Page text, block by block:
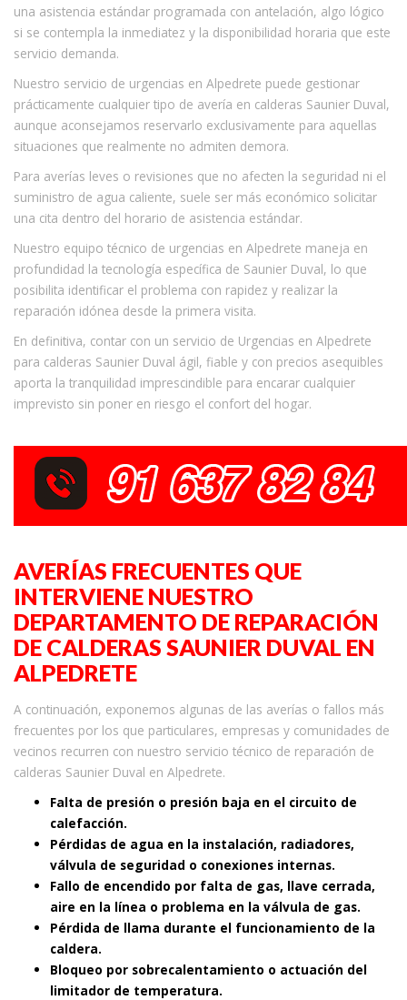
una asistencia estándar programada con antelación, algo lógico
si se contempla la inmediatez y la disponibilidad horaria que este
servicio demanda.
Nuestro servicio de urgencias en Alpedrete puede gestionar
prácticamente cualquier tipo de avería en calderas Saunier Duval,
aunque aconsejamos reservarlo exclusivamente para aquellas
situaciones que realmente no admiten demora.
Para averías leves o revisiones que no afecten la seguridad ni el
suministro de agua caliente, suele ser más económico solicitar
una cita dentro del horario de asistencia estándar.
Nuestro equipo técnico de urgencias en Alpedrete maneja en
profundidad la tecnología específica de Saunier Duval, lo que
posibilita identificar el problema con rapidez y realizar la
reparación idónea desde la primera visita.
En definitiva, contar con un servicio de Urgencias en Alpedrete
para calderas Saunier Duval ágil, fiable y con precios asequibles
aporta la tranquilidad imprescindible para encarar cualquier
imprevisto sin poner en riesgo el confort del hogar.
AVERÍAS FRECUENTES QUE
INTERVIENE NUESTRO
DEPARTAMENTO DE REPARACIÓN
DE CALDERAS SAUNIER DUVAL EN
ALPEDRETE
A continuación, exponemos algunas de las averías o fallos más
frecuentes por los que particulares, empresas y comunidades de
vecinos recurren con nuestro servicio técnico de reparación de
calderas Saunier Duval en Alpedrete.
Falta de presión o presión baja en el circuito de
calefacción.
Pérdidas de agua en la instalación, radiadores,
válvula de seguridad o conexiones internas.
Fallo de encendido por falta de gas, llave cerrada,
aire en la línea o problema en la válvula de gas.
Pérdida de llama durante el funcionamiento de la
caldera.
Bloqueo por sobrecalentamiento o actuación del
limitador de temperatura.